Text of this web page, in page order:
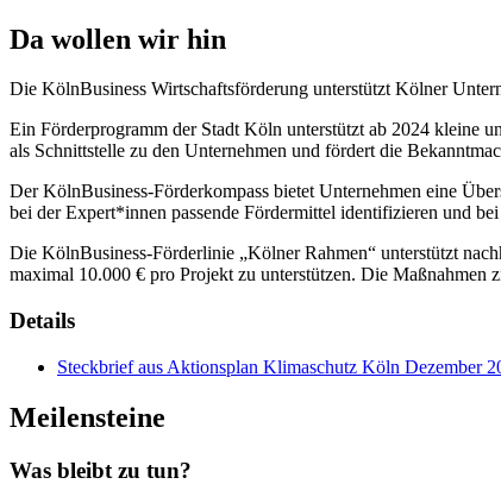
Da wollen wir hin
Die KölnBusiness Wirtschaftsförderung unterstützt Kölner
Ein Förderprogramm der Stadt Köln unterstützt ab 2024 kleine
als Schnittstelle zu den Unternehmen und fördert die
Der KölnBusiness-Förderkompass bietet Unternehmen eine
bei der Expert*innen passende Fördermittel identifizieren und
Die KölnBusiness-Förderlinie „Kölner Rahmen“ unterstützt
maximal 10.000 € pro Projekt zu unterstützen. Die
Details
Steckbrief aus Aktionsplan Klimaschutz Köln Dezember
Meilensteine
Was bleibt zu tun?